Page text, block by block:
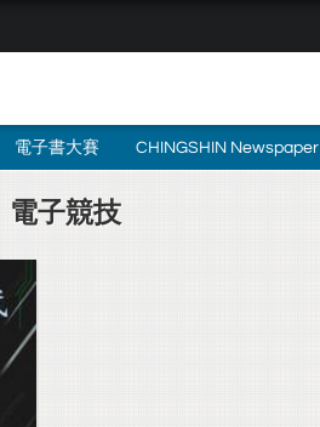
電子書大賽 CHINGSHIN Newspaper
電子競技